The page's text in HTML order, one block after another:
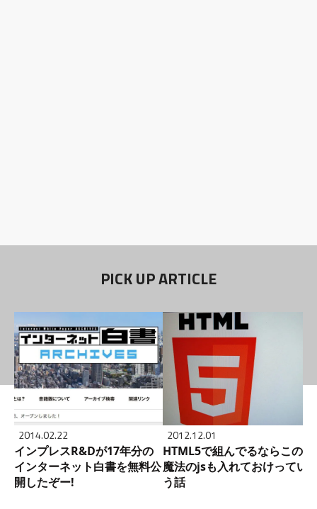
PICK UP ARTICLE
2014.02.22
インプレスR&Dが17年分の
インターネット白書を無料公
開したぞー!
2012.12.01
HTML5で組んでるならこの
魔法のjsも入れておけってい
う話